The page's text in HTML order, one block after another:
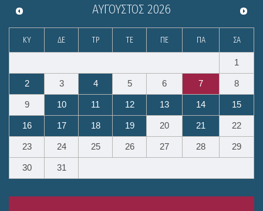
ΑΎΓΟΥΣΤΟΣ 2026
ΚΥ ΔΕ ΤΡ ΤΕ ΠΕ ΠΑ ΣΑ
1
2 3 4 5 6 7 8
9 10 11 12 13 14 15
16 17 18 19 20 21 22
23 24 25 26 27 28 29
30 31